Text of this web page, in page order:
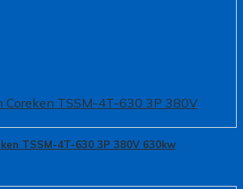
TSSM-4T-630 3P 380V 630kw